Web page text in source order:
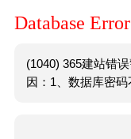
Database Error
(1040) 365建站错
因：1、数据库密码